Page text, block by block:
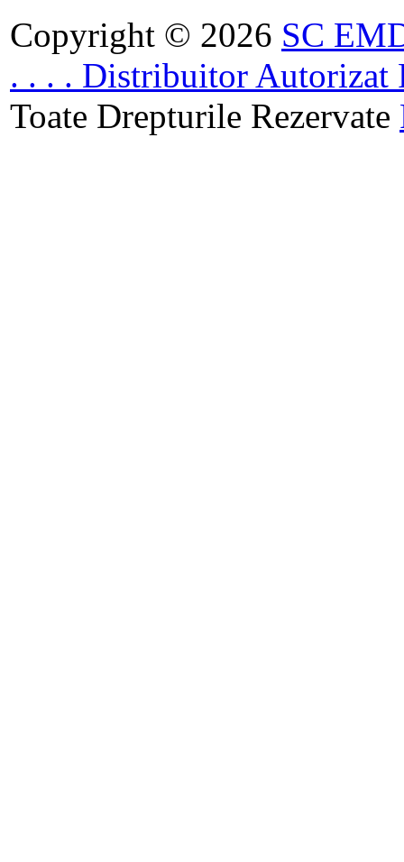
Copyright © 2026 SC
. . . . Distribuitor Autorizat
Toate Drepturile Rezervate